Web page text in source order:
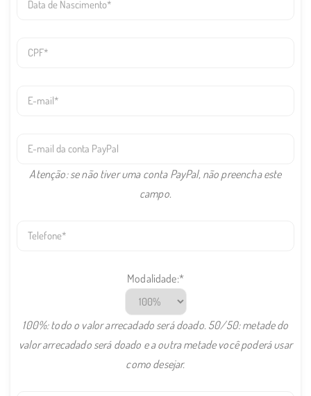
Atenção: se não tiver uma conta PayPal, não preencha este
campo.
modalidade
Modalidade:*
100%: todo o valor arrecadado será doado. 50/50: metade do
valor arrecadado será doado e a outra metade você poderá usar
como desejar.